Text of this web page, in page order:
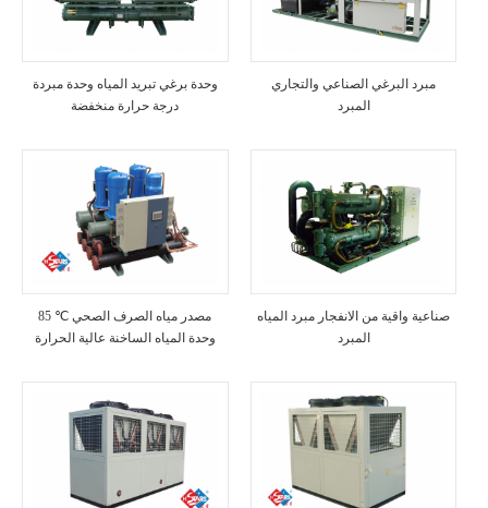
وحدة برغي تبريد المياه وحدة مبردة
درجة حرارة منخفضة
مبرد البرغي الصناعي والتجاري
المبرد
85 ℃ مصدر مياه الصرف الصحي
وحدة المياه الساخنة عالية الحرارة
صناعية واقية من الانفجار مبرد المياه
المبرد